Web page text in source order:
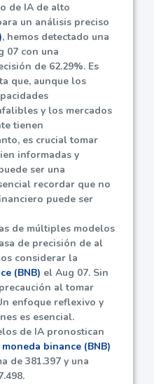
de IA de alto
un análisis preciso
, hemos detectado una
07 con una
de 62.29%. Es
que, aunque los
y los mercados
tienen
es crucial tomar
informadas y
ser una
recordar que no
puede ser
de múltiples modelos
de precisión de al
considerar la
(BNB) el Aug 07. Sin
al tomar
enfoque reflexivo y
es esencial.
de IA pronostican
moneda binance (BNB)
de 381.397 y una
.